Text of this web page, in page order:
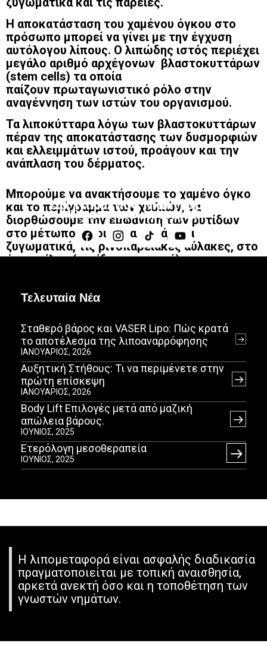
Η αποκατάσταση του χαμένου όγκου στο
πρόσωπο μπορεί να γίνει με την έγχυση
αυτόλογου λίπους. Ο λιπώδης ιστός περιέχει
μεγάλο αριθμό αρχέγονων βλαστοκυττάρων
(stem cells) τα οποία
παίζουν πρωταγωνιστικό ρόλο στην
αναγέννηση των ιστών του οργανισμού.
Τα λιποκύτταρα λόγω των βλαστοκυττάρων
πέραν της αποκατάστασης των δυσμορφιών
και ελλειμμάτων ιστού, προάγουν και την
ανάπλαση του δέρματος.
Μπορούμε να ανακτήσουμε το χαμένο όγκο
και το περίγραμμα των χειλιών, να
διορθώσουμε την εμφάνιση των ρυτίδων
στο μέτωπο, περιοφθαλμικά, στα
ζυγωματικά, τις ρινοπαρειακές αύλακες, στο
άνω χείλος (ρυτίδες καπνιστή).
Δρ. Νικόλαος Μαλτζάρης
Πλαστικός Χειρουργός
Τελευταία Νέα
Σταθερό βάρος και VASER Lipo: Πώς κρατά
το αποτέλεσμα της λιποαναρρόφησης
ΙΑΝΟΥΆΡΙΟΣ, 2026
Αυξητική Στήθους: Τι να περιμένετε στην
πρώτη επίσκεψη
ΙΑΝΟΥΆΡΙΟΣ, 2026
Body Lift Επιλογές μετά από μαζική
απώλεια βάρους.
ΙΟΎΝΙΟΣ, 2025
Ετερόλογη μεσοθεραπεία
ΙΟΎΝΙΟΣ, 2025
Η λιπομεταφορά είναι ασφαλής διαδικασία
πραγματοποιείται με τοπική αναισθησία,
αρκετά ανεκτή όσο και η τοποθέτηση των
γνωστών νημάτων.